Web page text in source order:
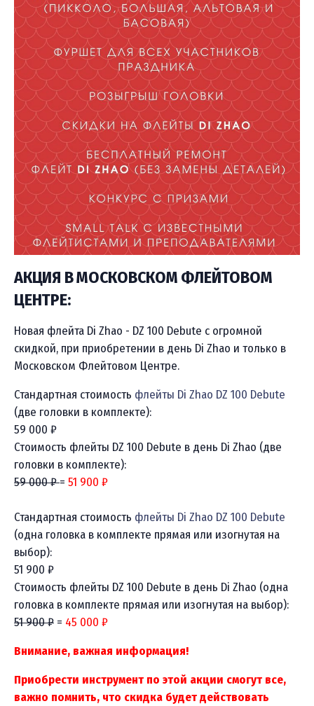
АКЦИЯ В МОСКОВСКОМ ФЛЕЙТОВОМ
ЦЕНТРЕ:
Новая флейта Di Zhao - DZ 100 Debute с огромной
скидкой, при приобретении в день Di Zhao и только в
Московском Флейтовом Центре.
Стандартная стоимость флейты Di Zhao DZ 100 Debute
(две головки в комплекте):
59 000 ₽
Стоимость флейты DZ 100 Debute в день Di Zhao (две
головки в комплекте):
59 000 ₽= 51 900 ₽
Стандартная стоимость флейты Di Zhao DZ 100 Debute
(одна головка в комплекте прямая или изогнутая на
выбор):
51 900 ₽
Стоимость флейты DZ 100 Debute в день Di Zhao (одна
головка в комплекте прямая или изогнутая на выбор):
51 900 ₽ = 45 000 ₽
Внимание, важная информация!
Приобрести инструмент по этой акции смогут все,
важно помнить, что скидка будет действовать